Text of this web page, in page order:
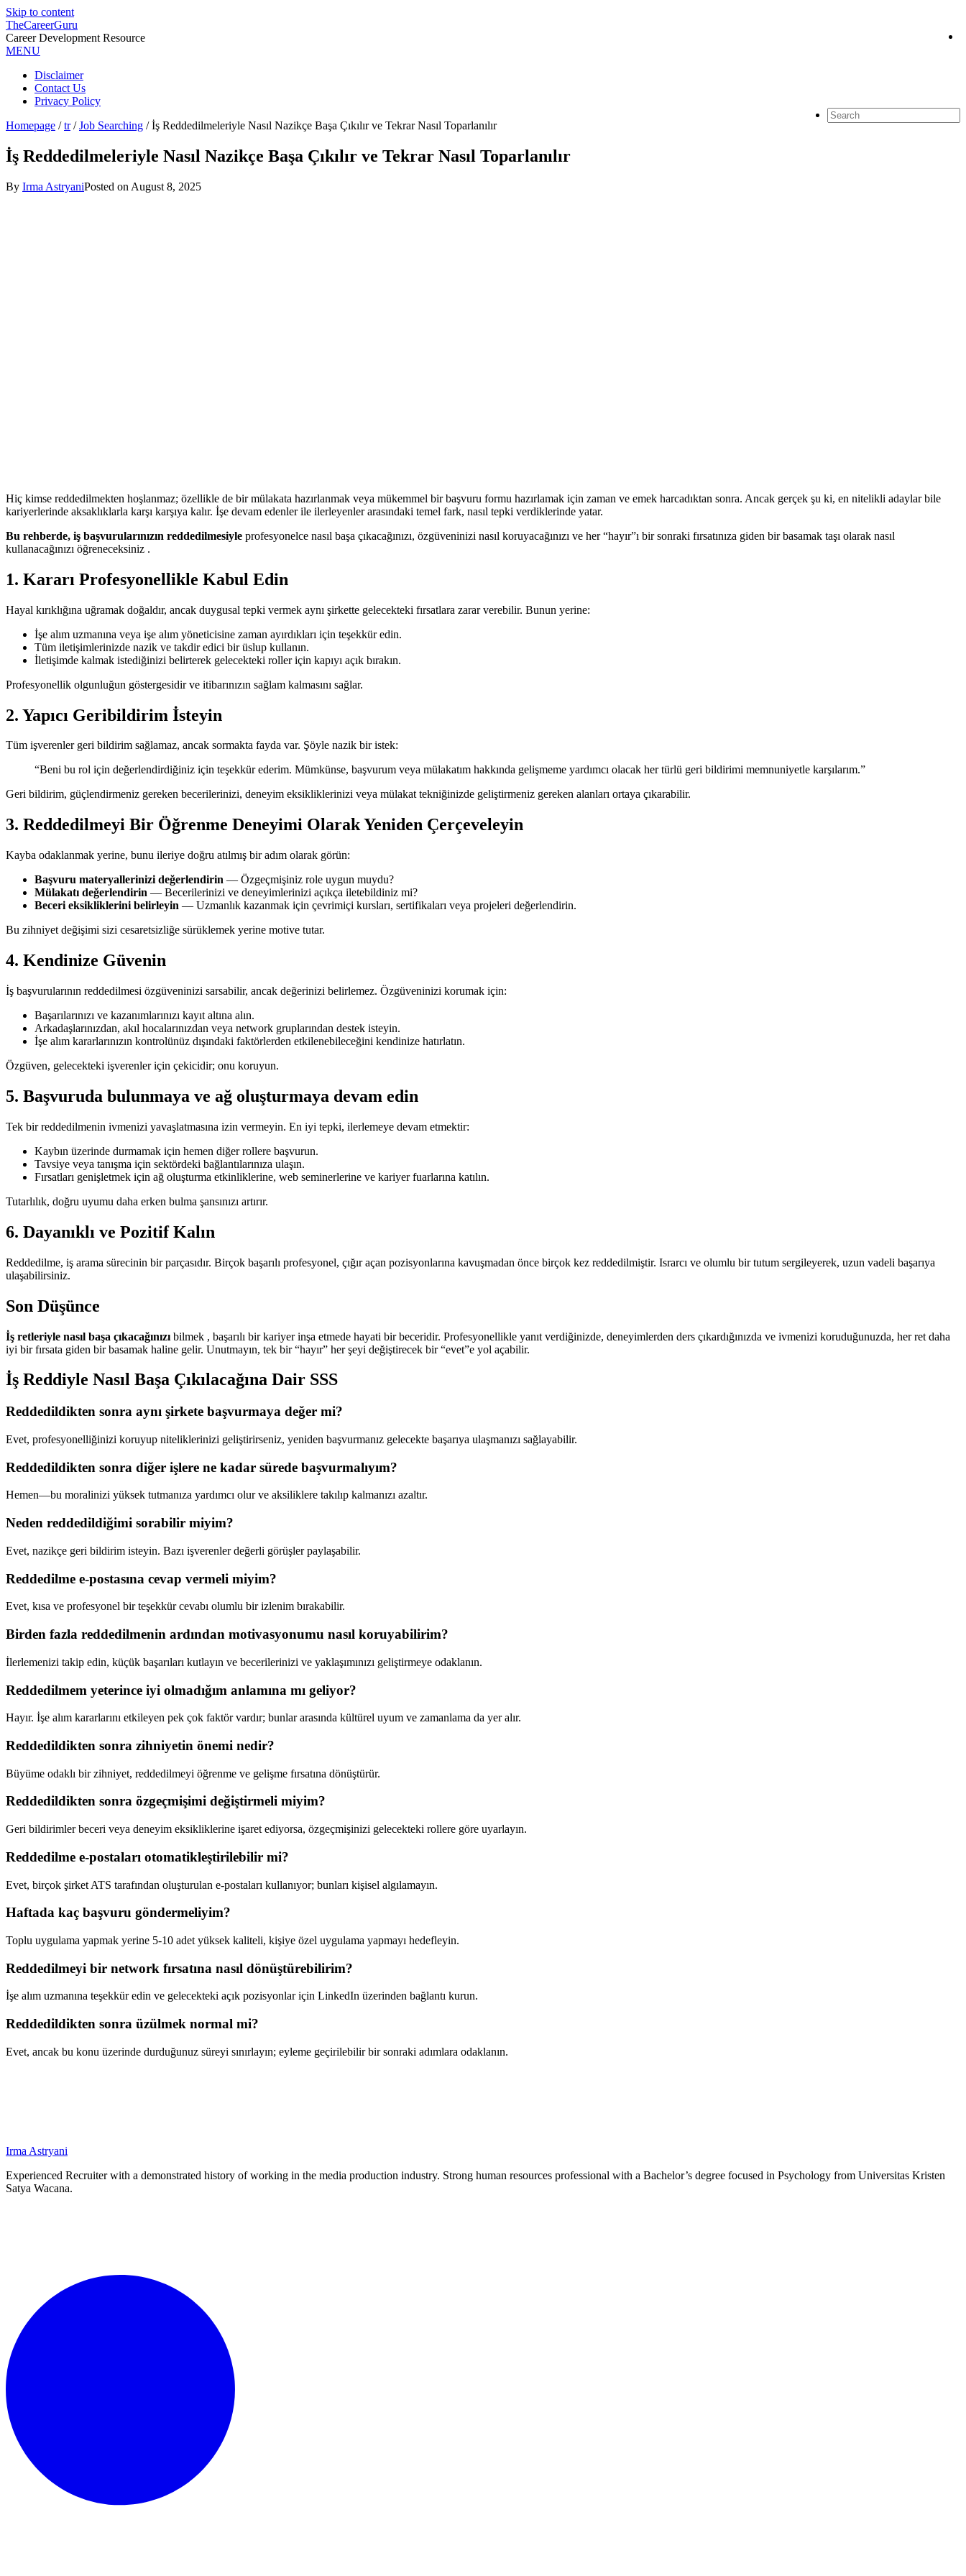
Skip to content
TheCareerGuru
Career Development Resource
MENU
Disclaimer
Contact Us
Privacy Policy
Homepage / tr / Job Searching / İş Reddedilmeleriyle Nasıl Nazikçe Başa Çıkılır ve Tekrar Nasıl Toparlanılır
İş Reddedilmeleriyle Nasıl Nazikçe Başa Çıkılır ve Tekrar Nasıl Toparlanılır
By Irma AstryaniPosted on August 8, 2025
Hiç kimse reddedilmekten hoşlanmaz; özellikle de bir mülakata hazırlanmak veya mükemmel bir başvuru formu hazırlamak için zaman ve emek harcadıktan sonra. Ancak gerçek şu ki, en nitelikli adaylar bile
kariyerlerinde aksaklıklarla karşı karşıya kalır. İşe devam edenler ile ilerleyenler arasındaki temel fark, nasıl tepki verdiklerinde yatar.
Bu rehberde, iş başvurularınızın reddedilmesiyle profesyonelce nasıl başa çıkacağınızı, özgüveninizi nasıl koruyacağınızı ve her “hayır”ı bir sonraki fırsatınıza giden bir basamak taşı olarak nasıl
kullanacağınızı öğreneceksiniz .
1. Kararı Profesyonellikle Kabul Edin
Hayal kırıklığına uğramak doğaldır, ancak duygusal tepki vermek aynı şirkette gelecekteki fırsatlara zarar verebilir. Bunun yerine:
İşe alım uzmanına veya işe alım yöneticisine zaman ayırdıkları için teşekkür edin.
Tüm iletişimlerinizde nazik ve takdir edici bir üslup kullanın.
İletişimde kalmak istediğinizi belirterek gelecekteki roller için kapıyı açık bırakın.
Profesyonellik olgunluğun göstergesidir ve itibarınızın sağlam kalmasını sağlar.
2. Yapıcı Geribildirim İsteyin
Tüm işverenler geri bildirim sağlamaz, ancak sormakta fayda var. Şöyle nazik bir istek:
“Beni bu rol için değerlendirdiğiniz için teşekkür ederim. Mümkünse, başvurum veya mülakatım hakkında gelişmeme yardımcı olacak her türlü geri bildirimi memnuniyetle karşılarım.”
Geri bildirim, güçlendirmeniz gereken becerilerinizi, deneyim eksikliklerinizi veya mülakat tekniğinizde geliştirmeniz gereken alanları ortaya çıkarabilir.
3. Reddedilmeyi Bir Öğrenme Deneyimi Olarak Yeniden Çerçeveleyin
Kayba odaklanmak yerine, bunu ileriye doğru atılmış bir adım olarak görün:
Başvuru materyallerinizi değerlendirin — Özgeçmişiniz role uygun muydu?
Mülakatı değerlendirin — Becerilerinizi ve deneyimlerinizi açıkça iletebildiniz mi?
Beceri eksikliklerini belirleyin — Uzmanlık kazanmak için çevrimiçi kursları, sertifikaları veya projeleri değerlendirin.
Bu zihniyet değişimi sizi cesaretsizliğe sürüklemek yerine motive tutar.
4. Kendinize Güvenin
İş başvurularının reddedilmesi özgüveninizi sarsabilir, ancak değerinizi belirlemez. Özgüveninizi korumak için:
Başarılarınızı ve kazanımlarınızı kayıt altına alın.
Arkadaşlarınızdan, akıl hocalarınızdan veya network gruplarından destek isteyin.
İşe alım kararlarınızın kontrolünüz dışındaki faktörlerden etkilenebileceğini kendinize hatırlatın.
Özgüven, gelecekteki işverenler için çekicidir; onu koruyun.
5. Başvuruda bulunmaya ve ağ oluşturmaya devam edin
Tek bir reddedilmenin ivmenizi yavaşlatmasına izin vermeyin. En iyi tepki, ilerlemeye devam etmektir:
Kaybın üzerinde durmamak için hemen diğer rollere başvurun.
Tavsiye veya tanışma için sektördeki bağlantılarınıza ulaşın.
Fırsatları genişletmek için ağ oluşturma etkinliklerine, web seminerlerine ve kariyer fuarlarına katılın.
Tutarlılık, doğru uyumu daha erken bulma şansınızı artırır.
6. Dayanıklı ve Pozitif Kalın
Reddedilme, iş arama sürecinin bir parçasıdır. Birçok başarılı profesyonel, çığır açan pozisyonlarına kavuşmadan önce birçok kez reddedilmiştir. Israrcı ve olumlu bir tutum sergileyerek, uzun vadeli başarıya
ulaşabilirsiniz.
Son Düşünce
İş retleriyle nasıl başa çıkacağınızı bilmek , başarılı bir kariyer inşa etmede hayati bir beceridir. Profesyonellikle yanıt verdiğinizde, deneyimlerden ders çıkardığınızda ve ivmenizi koruduğunuzda, her ret daha
iyi bir fırsata giden bir basamak haline gelir. Unutmayın, tek bir “hayır” her şeyi değiştirecek bir “evet”e yol açabilir.
İş Reddiyle Nasıl Başa Çıkılacağına Dair SSS
Reddedildikten sonra aynı şirkete başvurmaya değer mi?
Evet, profesyonelliğinizi koruyup niteliklerinizi geliştirirseniz, yeniden başvurmanız gelecekte başarıya ulaşmanızı sağlayabilir.
Reddedildikten sonra diğer işlere ne kadar sürede başvurmalıyım?
Hemen—bu moralinizi yüksek tutmanıza yardımcı olur ve aksiliklere takılıp kalmanızı azaltır.
Neden reddedildiğimi sorabilir miyim?
Evet, nazikçe geri bildirim isteyin. Bazı işverenler değerli görüşler paylaşabilir.
Reddedilme e-postasına cevap vermeli miyim?
Evet, kısa ve profesyonel bir teşekkür cevabı olumlu bir izlenim bırakabilir.
Birden fazla reddedilmenin ardından motivasyonumu nasıl koruyabilirim?
İlerlemenizi takip edin, küçük başarıları kutlayın ve becerilerinizi ve yaklaşımınızı geliştirmeye odaklanın.
Reddedilmem yeterince iyi olmadığım anlamına mı geliyor?
Hayır. İşe alım kararlarını etkileyen pek çok faktör vardır; bunlar arasında kültürel uyum ve zamanlama da yer alır.
Reddedildikten sonra zihniyetin önemi nedir?
Büyüme odaklı bir zihniyet, reddedilmeyi öğrenme ve gelişme fırsatına dönüştürür.
Reddedildikten sonra özgeçmişimi değiştirmeli miyim?
Geri bildirimler beceri veya deneyim eksikliklerine işaret ediyorsa, özgeçmişinizi gelecekteki rollere göre uyarlayın.
Reddedilme e-postaları otomatikleştirilebilir mi?
Evet, birçok şirket ATS tarafından oluşturulan e-postaları kullanıyor; bunları kişisel algılamayın.
Haftada kaç başvuru göndermeliyim?
Toplu uygulama yapmak yerine 5-10 adet yüksek kaliteli, kişiye özel uygulama yapmayı hedefleyin.
Reddedilmeyi bir network fırsatına nasıl dönüştürebilirim?
İşe alım uzmanına teşekkür edin ve gelecekteki açık pozisyonlar için LinkedIn üzerinden bağlantı kurun.
Reddedildikten sonra üzülmek normal mi?
Evet, ancak bu konu üzerinde durduğunuz süreyi sınırlayın; eyleme geçirilebilir bir sonraki adımlara odaklanın.
Irma Astryani
Experienced Recruiter with a demonstrated history of working in the media production industry. Strong human resources professional with a Bachelor’s degree focused in Psychology from Universitas Kristen
Satya Wacana.